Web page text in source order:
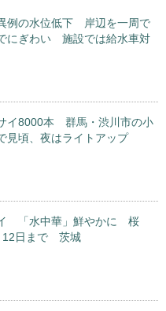
例の水位低下 岸辺を一周で
にぎわい 施設では給水車対
イ8000本 群馬・渋川市の小
見頃、夜はライトアップ
「水中華」鮮やかに 桜
12日まで 茨城